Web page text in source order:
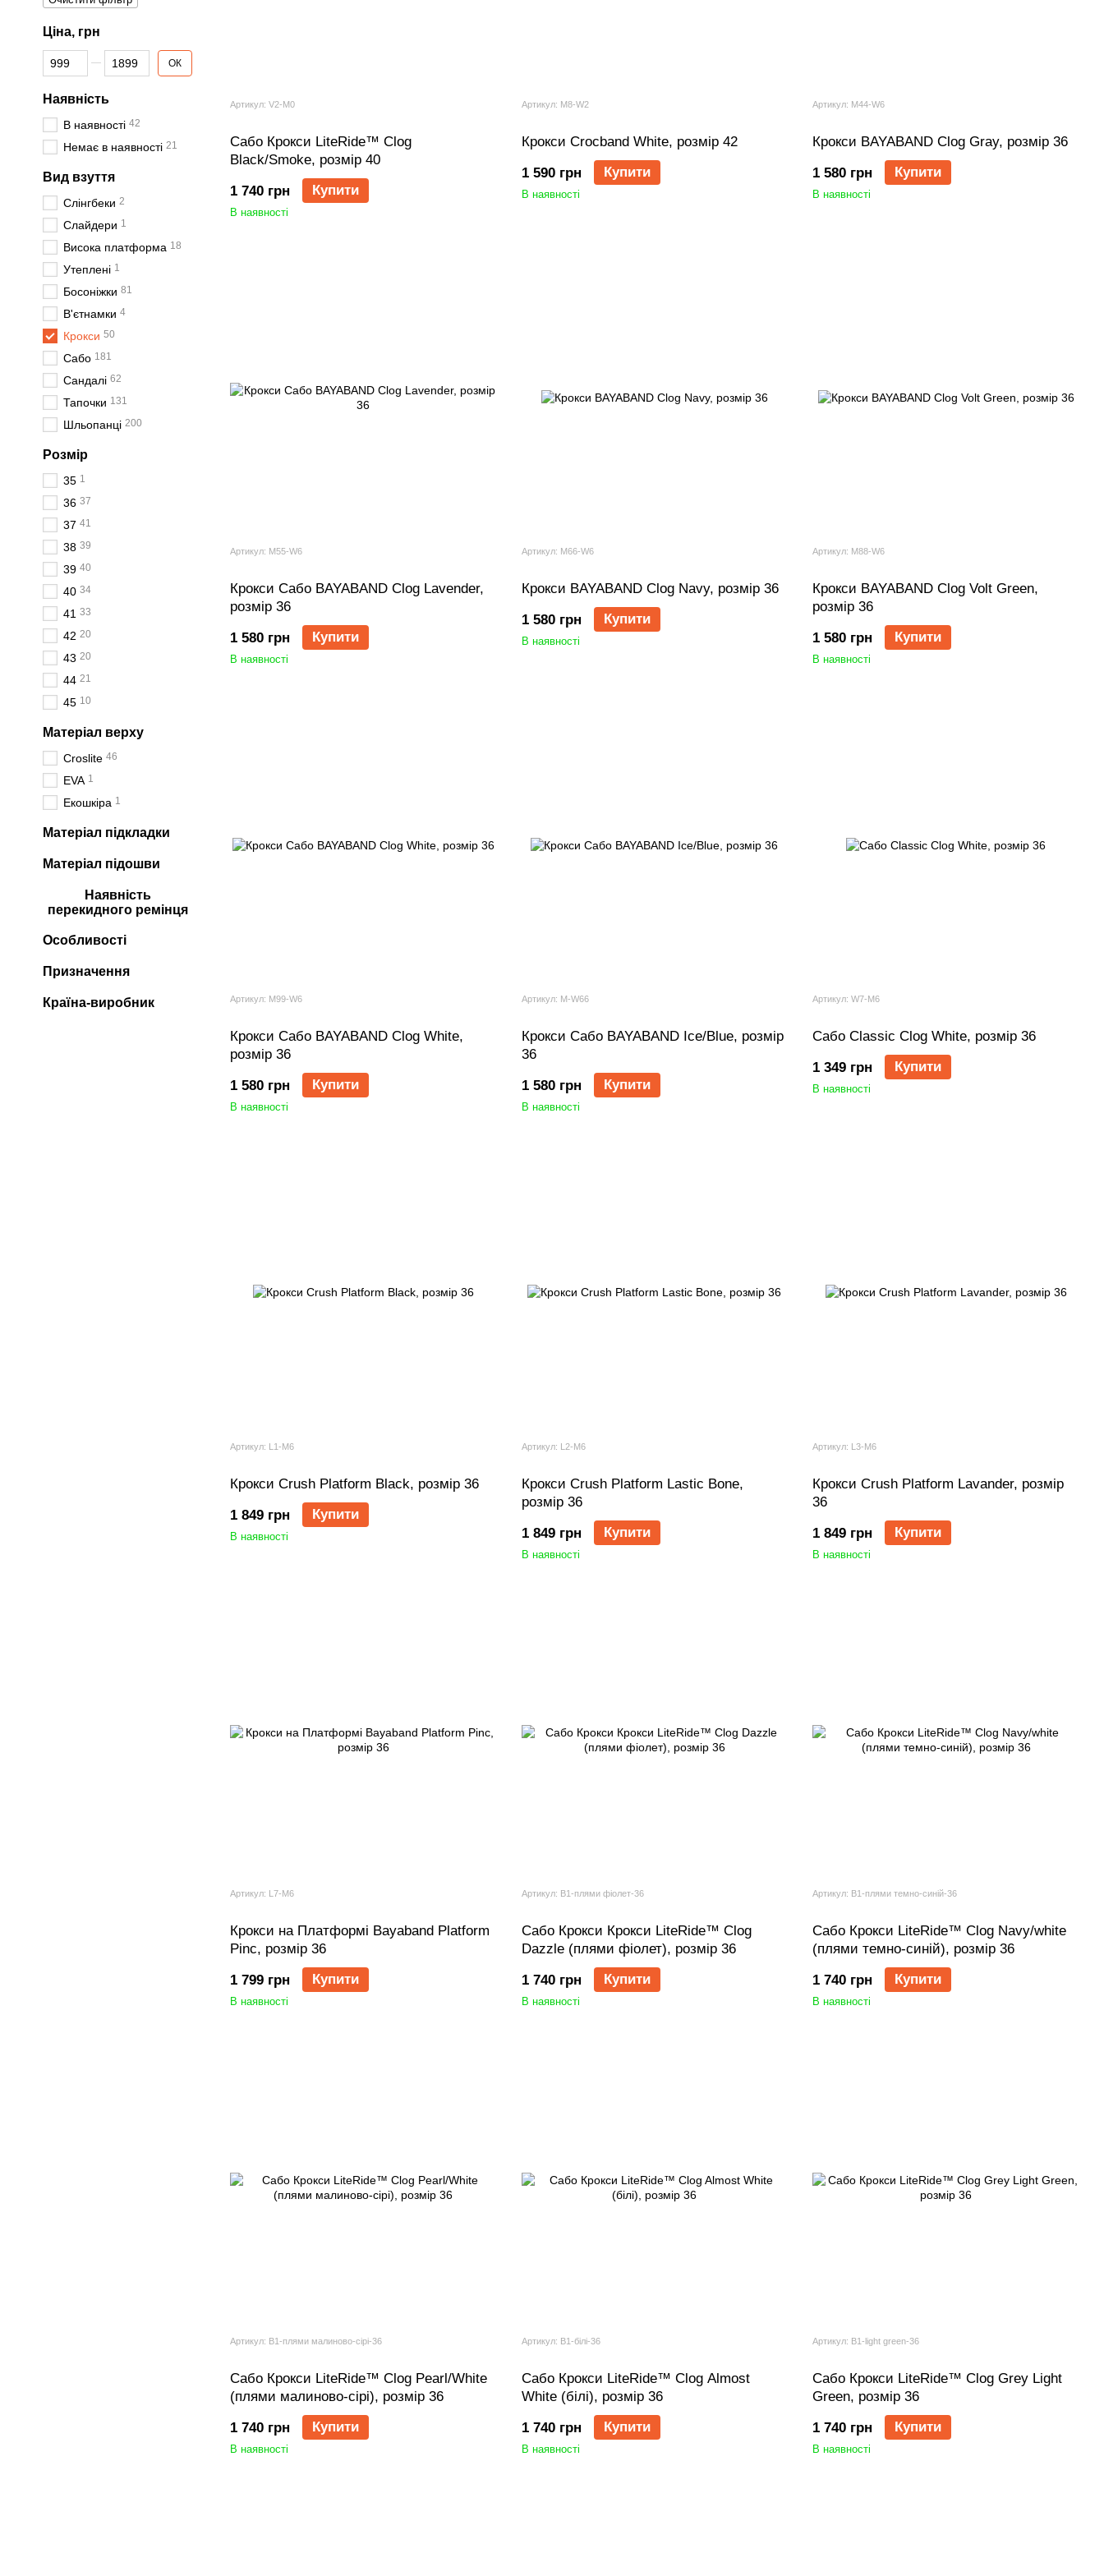
Артикул: V2-M0
Сабо Крокси LiteRide™ Clog
Black/Smoke, розмір 40
1 740 грн
Купити
В наявності
Артикул: M8-W2
Крокси Crocband White, розмір 42
1 590 грн
Купити
В наявності
Артикул: M44-W6
Крокси BAYABAND Clog Gray, розмір 36
1 580 грн
Купити
В наявності
Артикул: M55-W6
Крокси Сабо BAYABAND Clog Lavender,
розмір 36
1 580 грн
Купити
В наявності
Артикул: M66-W6
Крокси BAYABAND Clog Navy, розмір 36
1 580 грн
Купити
В наявності
Артикул: M88-W6
Крокси BAYABAND Clog Volt Green,
розмір 36
1 580 грн
Купити
В наявності
Артикул: M99-W6
Крокси Сабо BAYABAND Clog White,
розмір 36
1 580 грн
Купити
В наявності
Артикул: M-W66
Крокси Сабо BAYABAND Ice/Blue, розмір
36
1 580 грн
Купити
В наявності
Артикул: W7-M6
Сабо Classic Clog White, розмір 36
1 349 грн
Купити
В наявності
Артикул: L1-M6
Крокси Crush Platform Black, розмір 36
1 849 грн
Купити
В наявності
Артикул: L2-M6
Крокси Crush Platform Lastic Bone,
розмір 36
1 849 грн
Купити
В наявності
Артикул: L3-M6
Крокси Crush Platform Lavander, розмір
36
1 849 грн
Купити
В наявності
Артикул: L7-M6
Крокси на Платформі Bayaband Platform
Pinc, розмір 36
1 799 грн
Купити
В наявності
Артикул: B1-плями фіолет-36
Сабо Крокси Крокси LiteRide™ Clog
Dazzle (плями фіолет), розмір 36
1 740 грн
Купити
В наявності
Артикул: B1-плями темно-синій-36
Сабо Крокси LiteRide™ Clog Navy/white
(плями темно-синій), розмір 36
1 740 грн
Купити
В наявності
Артикул: B1-плями малиново-сірі-36
Сабо Крокси LiteRide™ Clog Pearl/White
(плями малиново-сірі), розмір 36
1 740 грн
Купити
В наявності
Артикул: B1-білі-36
Сабо Крокси LiteRide™ Clog Almost
White (білі), розмір 36
1 740 грн
Купити
В наявності
Артикул: B1-light green-36
Сабо Крокси LiteRide™ Clog Grey Light
Green, розмір 36
1 740 грн
Купити
В наявності
Ціна, грн
Від Ціна, грн
До Ціна, грн ОК
Наявність
В наявності 42
Немає в наявності 21
Вид взуття
Слінгбеки 2
Слайдери 1
Висока платформа 18
Утеплені 1
Босоніжки 81
В'єтнамки 4
Крокси 50
Сабо 181
Сандалі 62
Тапочки 131
Шльопанці 200
Розмір
35 1
36 37
37 41
38 39
39 40
40 34
41 33
42 20
43 20
44 21
45 10
Матеріал верху
Croslite 46
EVA 1
Екошкіра 1
Матеріал підкладки
Матеріал підошви
Наявність
перекидного ремінця
Особливості
Призначення
Країна-виробник